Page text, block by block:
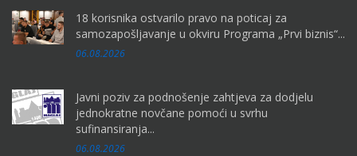
18 korisnika ostvarilo pravo na poticaj za
samozapošljavanje u okviru Programa „Prvi biznis“...
06.08.2026
Javni poziv za podnošenje zahtjeva za dodjelu
jednokratne novčane pomoći u svrhu
sufinansiranja...
06.08.2026